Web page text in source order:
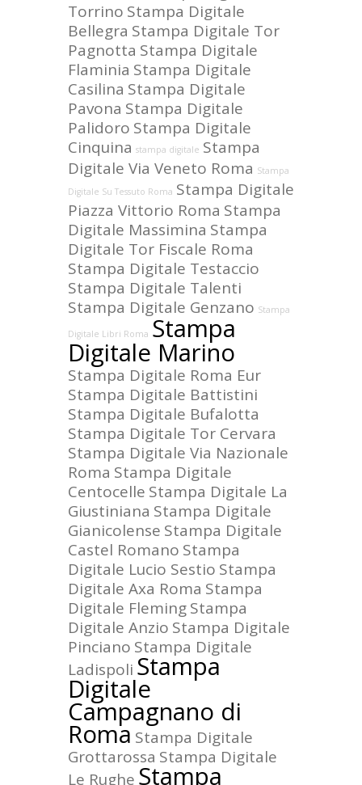
Torrino Stampa Digitale
Bellegra Stampa Digitale Tor
Pagnotta Stampa Digitale
Flaminia Stampa Digitale
Casilina Stampa Digitale
Pavona Stampa Digitale
Palidoro Stampa Digitale
Cinquina stampa digitale Stampa
Digitale Via Veneto Roma Stampa
Digitale Su Tessuto Roma Stampa Digitale
Piazza Vittorio Roma Stampa
Digitale Massimina Stampa
Digitale Tor Fiscale Roma
Stampa Digitale Testaccio
Stampa Digitale Talenti
Stampa Digitale Genzano Stampa
Digitale Libri Roma Stampa
Digitale Marino
Stampa Digitale Roma Eur
Stampa Digitale Battistini
Stampa Digitale Bufalotta
Stampa Digitale Tor Cervara
Stampa Digitale Via Nazionale
Roma Stampa Digitale
Centocelle Stampa Digitale La
Giustiniana Stampa Digitale
Gianicolense Stampa Digitale
Castel Romano Stampa
Digitale Lucio Sestio Stampa
Digitale Axa Roma Stampa
Digitale FlemingStampa
Digitale Anzio Stampa Digitale
Pinciano Stampa Digitale
Ladispoli Stampa
Digitale
Campagnano di
Roma Stampa Digitale
Grottarossa Stampa Digitale
Le Rughe Stampa